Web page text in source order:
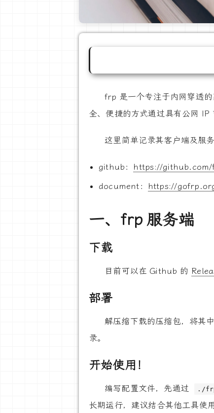
frp 是一个专注于内网穿透的
全、便捷的方式通过具有公网 IP
这里简单记录其客户端及服
github： https://
document：
https://
一、frp 服务端
下载
目前可以在 Github 的
部署
解压缩下载的压缩包，将其
录。
开始使用！
编写配置文件，先通过 ./
长期运行，建议结合其他工具使